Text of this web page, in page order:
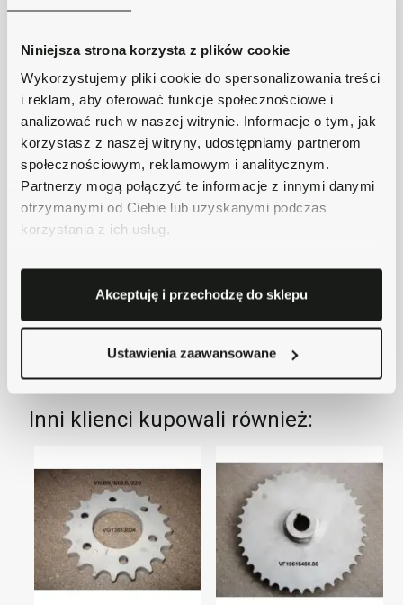
Niniejsza strona korzysta z plików cookie
Wykorzystujemy pliki cookie do spersonalizowania treści
i reklam, aby oferować funkcje społecznościowe i
analizować ruch w naszej witrynie. Informacje o tym, jak
korzystasz z naszej witryny, udostępniamy partnerom
społecznościowym, reklamowym i analitycznym.
Partnerzy mogą połączyć te informacje z innymi danymi
otrzymanymi od Ciebie lub uzyskanymi podczas
korzystania z ich usług.
Akceptuję i przechodzę do sklepu
Ustawienia zaawansowane
Zadzwoń do nas 62 733 86 11 lub napisz e-
mail. Chętnie pomożemy!
Opis
Krótki opis
Szczegóły produktu
Inni klienci kupowali również: